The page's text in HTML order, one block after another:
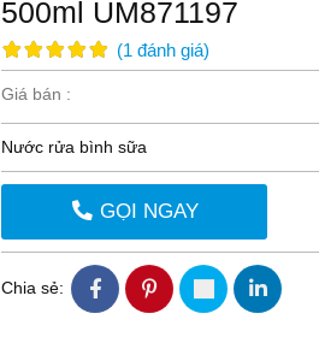
500ml UM871197
(1đánh giá)
Giá bán :
Nước rửa bình sữa
GỌI NGAY
Chia sẻ: